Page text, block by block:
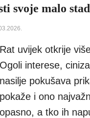
svoje malo
Rat uvijek otkrije
Ogoli interese,
nasilje pokušava
pokaže i ono
opasno, a tko ih